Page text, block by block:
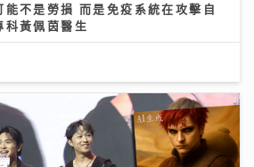
能不是勞損 而是免疫系統在攻擊自
科黃佩茵醫生